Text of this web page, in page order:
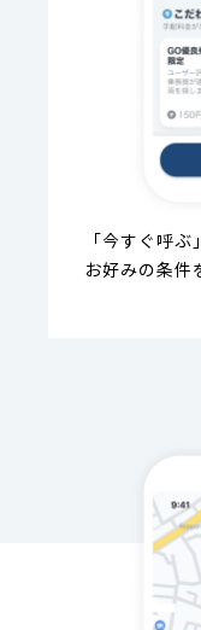
「今すぐ呼
お好みの条件